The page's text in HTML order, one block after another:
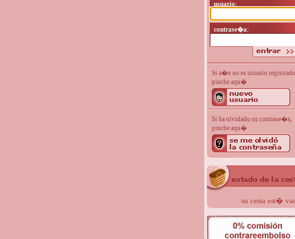
usuario:
contrase�a:
Si a�n no es usuario
pinche aqu�
Si ha olvidado su contrase�a,
pinche aqu�
su cesta est�